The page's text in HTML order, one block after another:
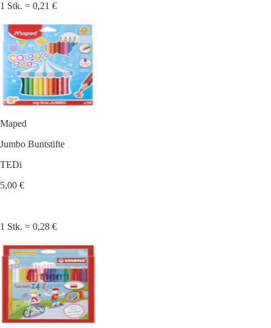
1 Stk. = 0,21 €
Maped
Jumbo Buntstifte
TEDi
5,00 €
1 Stk. = 0,28 €